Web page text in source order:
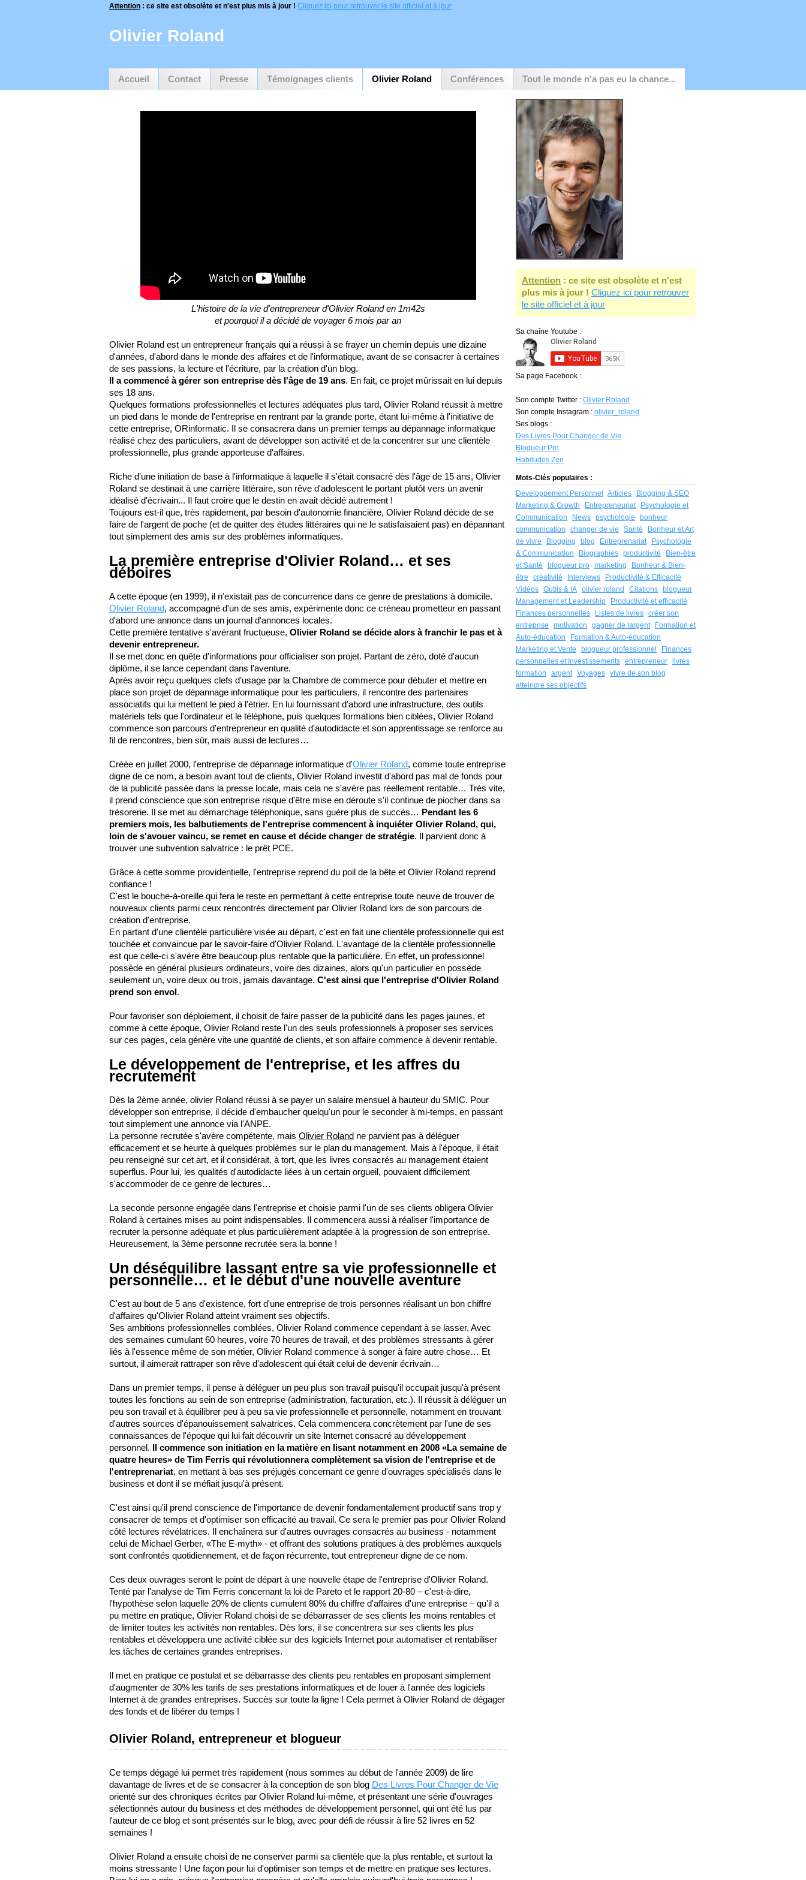
Attention : ce site est obsolète et n'est plus mis à jour ! Cliquez ici pour retrouver le site officiel et à jour
Accueil Contact Presse Témoignages clients Olivier Roland Conférences Tout le monde n'a pas eu la chance...
Olivier Roland
L'histoire de la vie d'entrepreneur d'Olivier Roland en 1m42s
et pourquoi il a décidé de voyager 6 mois par an
Olivier Roland est un entrepreneur français qui a réussi à se frayer un chemin depuis une dizaine
d'années, d'abord dans le monde des affaires et de l'informatique, avant de se consacrer à certaines
de ses passions, la lecture et l'écriture, par la création d'un blog.
Il a commencé à gérer son entreprise dès l'âge de 19 ans. En fait, ce projet mûrissait en lui depuis
ses 18 ans.
Quelques formations professionnelles et lectures adéquates plus tard, Olivier Roland réussit à mettre
un pied dans le monde de l'entreprise en rentrant par la grande porte, étant lui-même à l'initiative de
cette entreprise, ORinformatic. Il se consacrera dans un premier temps au dépannage informatique
réalisé chez des particuliers, avant de développer son activité et de la concentrer sur une clientèle
professionnelle, plus grande apporteuse d'affaires.
Riche d'une initiation de base à l'informatique à laquelle il s'était consacré dès l'âge de 15 ans, Olivier
Roland se destinait à une carrière littéraire, son rêve d'adolescent le portant plutôt vers un avenir
idéalisé d'écrivain... Il faut croire que le destin en avait décidé autrement !
Toujours est-il que, très rapidement, par besoin d'autonomie financière, Olivier Roland décide de se
faire de l'argent de poche (et de quitter des études littéraires qui ne le satisfaisaient pas) en dépannant
tout simplement des amis sur des problèmes informatiques.
La première entreprise d'Olivier Roland… et ses
déboires
A cette époque (en 1999), il n'existait pas de concurrence dans ce genre de prestations à domicile.
Olivier Roland, accompagné d'un de ses amis, expérimente donc ce créneau prometteur en passant
d'abord une annonce dans un journal d'annonces locales.
Cette première tentative s'avérant fructueuse, Olivier Roland se décide alors à franchir le pas et à
devenir entrepreneur.
Il se met donc en quête d'informations pour officialiser son projet. Partant de zéro, doté d'aucun
diplôme, il se lance cependant dans l'aventure.
Après avoir reçu quelques clefs d'usage par la Chambre de commerce pour débuter et mettre en
place son projet de dépannage informatique pour les particuliers, il rencontre des partenaires
associatifs qui lui mettent le pied à l'étrier. En lui fournissant d'abord une infrastructure, des outils
matériels tels que l'ordinateur et le téléphone, puis quelques formations bien ciblées, Olivier Roland
commence son parcours d'entrepreneur en qualité d'autodidacte et son apprentissage se renforce au
fil de rencontres, bien sûr, mais aussi de lectures…
Créée en juillet 2000, l'entreprise de dépannage informatique d'Olivier Roland, comme toute entreprise
digne de ce nom, a besoin avant tout de clients, Olivier Roland investit d'abord pas mal de fonds pour
de la publicité passée dans la presse locale, mais cela ne s'avère pas réellement rentable… Très vite,
il prend conscience que son entreprise risque d'être mise en déroute s'il continue de piocher dans sa
trésorerie. Il se met au démarchage téléphonique, sans guère plus de succès… Pendant les 6
premiers mois, les balbutiements de l'entreprise commencent à inquiéter Olivier Roland, qui,
loin de s'avouer vaincu, se remet en cause et décide changer de stratégie. Il parvient donc à
trouver une subvention salvatrice : le prêt PCE.
Grâce à cette somme providentielle, l'entreprise reprend du poil de la bête et Olivier Roland reprend
confiance !
C'est le bouche-à-oreille qui fera le reste en permettant à cette entreprise toute neuve de trouver de
nouveaux clients parmi ceux rencontrés directement par Olivier Roland lors de son parcours de
création d'entreprise.
En partant d'une clientèle particulière visée au départ, c'est en fait une clientèle professionnelle qui est
touchée et convaincue par le savoir-faire d'Olivier Roland. L'avantage de la clientèle professionnelle
est que celle-ci s'avère être beaucoup plus rentable que la particulière. En effet, un professionnel
possède en général plusieurs ordinateurs, voire des dizaines, alors qu'un particulier en possède
seulement un, voire deux ou trois, jamais davantage. C'est ainsi que l'entreprise d'Olivier Roland
prend son envol.
Pour favoriser son déploiement, il choisit de faire passer de la publicité dans les pages jaunes, et
comme à cette époque, Olivier Roland reste l'un des seuls professionnels à proposer ses services
sur ces pages, cela génère vite une quantité de clients, et son affaire commence à devenir rentable.
Le développement de l'entreprise, et les affres du
recrutement
Dès la 2ème année, olivier Roland réussi à se payer un salaire mensuel à hauteur du SMIC. Pour
développer son entreprise, il décide d'embaucher quelqu'un pour le seconder à mi-temps, en passant
tout simplement une annonce via l'ANPE.
La personne recrutée s'avère compétente, mais Olivier Roland ne parvient pas à déléguer
efficacement et se heurte à quelques problèmes sur le plan du management. Mais à l'époque, il était
peu renseigné sur cet art, et il considérait, à tort, que les livres consacrés au management étaient
superflus. Pour lui, les qualités d'autodidacte liées à un certain orgueil, pouvaient difficilement
s'accommoder de ce genre de lectures…
La seconde personne engagée dans l'entreprise et choisie parmi l'un de ses clients obligera Olivier
Roland à certaines mises au point indispensables. Il commencera aussi à réaliser l'importance de
recruter la personne adéquate et plus particulièrement adaptée à la progression de son entreprise.
Heureusement, la 3ème personne recrutée sera la bonne !
Un déséquilibre lassant entre sa vie professionnelle et
personnelle… et le début d'une nouvelle aventure
C'est au bout de 5 ans d'existence, fort d'une entreprise de trois personnes réalisant un bon chiffre
d'affaires qu'Olivier Roland atteint vraiment ses objectifs.
Ses ambitions professionnelles comblées, Olivier Roland commence cependant à se lasser. Avec
des semaines cumulant 60 heures, voire 70 heures de travail, et des problèmes stressants à gérer
liés à l'essence même de son métier, Olivier Roland commence à songer à faire autre chose… Et
surtout, il aimerait rattraper son rêve d'adolescent qui était celui de devenir écrivain…
Dans un premier temps, il pense à déléguer un peu plus son travail puisqu'il occupait jusqu'à présent
toutes les fonctions au sein de son entreprise (administration, facturation, etc.). Il réussit à déléguer un
peu son travail et à équilibrer peu à peu sa vie professionnelle et personnelle, notamment en trouvant
d'autres sources d'épanouissement salvatrices. Cela commencera concrètement par l'une de ses
connaissances de l'époque qui lui fait découvrir un site Internet consacré au développement
personnel. Il commence son initiation en la matière en lisant notamment en 2008 «La semaine de
quatre heures» de Tim Ferris qui révolutionnera complètement sa vision de l'entreprise et de
l'entreprenariat, en mettant à bas ses préjugés concernant ce genre d'ouvrages spécialisés dans le
business et dont il se méfiait jusqu'à présent.
C'est ainsi qu'il prend conscience de l'importance de devenir fondamentalement productif sans trop y
consacrer de temps et d'optimiser son efficacité au travail. Ce sera le premier pas pour Olivier Roland
côté lectures révélatrices. Il enchaînera sur d'autres ouvrages consacrés au business - notamment
celui de Michael Gerber, «The E-myth» - et offrant des solutions pratiques à des problèmes auxquels
sont confrontés quotidiennement, et de façon récurrente, tout entrepreneur digne de ce nom.
Ces deux ouvrages seront le point de départ à une nouvelle étape de l'entreprise d'Olivier Roland.
Tenté par l'analyse de Tim Ferris concernant la loi de Pareto et le rapport 20-80 – c'est-à-dire,
l'hypothèse selon laquelle 20% de clients cumulent 80% du chiffre d'affaires d'une entreprise – qu'il a
pu mettre en pratique, Olivier Roland choisi de se débarrasser de ses clients les moins rentables et
de limiter toutes les activités non rentables. Dès lors, il se concentrera sur ses clients les plus
rentables et développera une activité ciblée sur des logiciels Internet pour automatiser et rentabiliser
les tâches de certaines grandes entreprises.
Il met en pratique ce postulat et se débarrasse des clients peu rentables en proposant simplement
d'augmenter de 30% les tarifs de ses prestations informatiques et de louer à l'année des logiciels
Internet à de grandes entreprises. Succès sur toute la ligne ! Cela permet à Olivier Roland de dégager
des fonds et de libérer du temps !
Olivier Roland, entrepreneur et blogueur
Ce temps dégagé lui permet très rapidement (nous sommes au début de l'année 2009) de lire
davantage de livres et de se consacrer à la conception de son blog Des Livres Pour Changer de Vie
orienté sur des chroniques écrites par Olivier Roland lui-même, et présentant une série d'ouvrages
sélectionnés autour du business et des méthodes de développement personnel, qui ont été lus par
l'auteur de ce blog et sont présentés sur le blog, avec pour défi de réussir à lire 52 livres en 52
semaines !
Olivier Roland a ensuite choisi de ne conserver parmi sa clientèle que la plus rentable, et surtout la
moins stressante ! Une façon pour lui d'optimiser son temps et de mettre en pratique ses lectures.
Attention : ce site est obsolète et n'est
plus mis à jour ! Cliquez ici pour retrouver
le site officiel et à jour
Sa chaîne Youtube :
Sa page Facebook :
Son compte Twitter : Olivier Roland
Son compte Instagram : olivier_roland
Ses blogs :
Des Livres Pour Changer de Vie
Blogueur Pro
Habitudes Zen
Mots-Clés populaires :
Développement Personnel
Articles
Blogging & SEO
Marketing & Growth
Entrepreneuriat
Psychologie et
Communication
News psychologie
bonheur
communication
changer de vie Santé
Bonheur et Art
de vivre
Blogging blog Entreprenariat
Psychologie
& Communication
Biographies productivité
Bien-être
et Santé
blogueur pro marketing
Bonheur & Bien-
être
créativité Interviews
Productivité & Efficacité
Vidéos Outils & IA olivier roland Citations
blogueur
Management et Leadership
Productivité et efficacité
Finances personnelles
Listes de livres créer son
entreprise
motivation gagner de largent
Formation et
Auto-éducation
Formation & Auto-éducation
Marketing et Vente
blogueur professionnel
Finances
personnelles et Investissements entrepreneur
livres
formation
argent Voyages vivre de son blog
atteindre ses objectifs